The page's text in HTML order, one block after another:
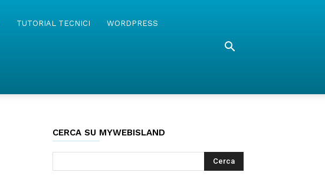
TUTORIAL TECNICI WORDPRESS
CERCA SU MYWEBISLAND